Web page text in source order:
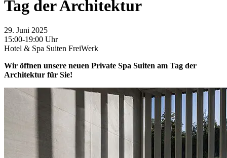
Tag der Architektur
29. Juni 2025
15:00-19:00 Uhr
Hotel & Spa Suiten FreiWerk
Wir öffnen unsere neuen Private Spa Suiten am Tag der
Architektur für Sie!